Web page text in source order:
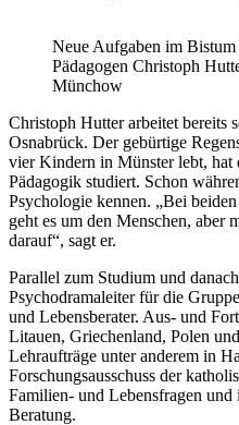
Neue Aufgaben im
Pädagogen Christoph
Münchow
Christoph Hutter arbeitet bereits
Osnabrück. Der gebürtige
vier Kindern in Münster lebt, hat
Pädagogik studiert. Schon
Psychologie kennen. „Bei
geht es um den Menschen,
darauf“, sagt er.
Parallel zum Studium und
Psychodramaleiter für die
und Lebensberater. Aus- und
Litauen, Griechenland, Polen
Lehraufträge unter anderem in
Forschungsausschuss der
Familien- und Lebensfragen
Beratung.